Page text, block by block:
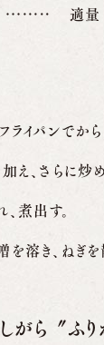
適量
ライパンでから
え、さらに炒め
煮出す。
溶き、ねぎを散
がら〞ふり